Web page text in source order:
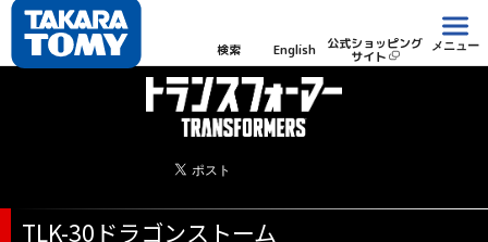
検索 English 公式ショッピング
サイト
メニュー
TLK-30ドラゴンストーム